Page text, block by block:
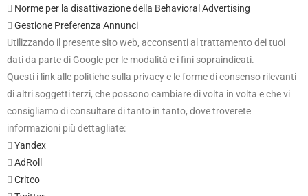
 Norme per la disattivazione della Behavioral Advertising
 Gestione Preferenza Annunci
Utilizzando il presente sito web, acconsenti al trattamento dei tuoi
dati da parte di Google per le modalità e i fini sopraindicati.
Questi i link alle politiche sulla privacy e le forme di consenso rilevanti
di altri soggetti terzi, che possono cambiare di volta in volta e che vi
consigliamo di consultare di tanto in tanto, dove troverete
informazioni più dettagliate:
 Yandex
 AdRoll
 Criteo